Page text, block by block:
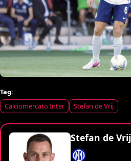
Tag:
Calciomercato Inter
Stefan de Vrij
Stefan de Vrij